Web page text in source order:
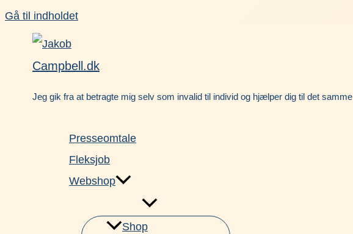
Gå til indholdet
Campbell.dk
Jeg gik fra at betragte mig selv som invalid til individ og hjælper dig til det samme
Presseomtale
Fleksjob
Webshop
Shop